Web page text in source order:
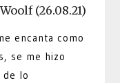
(26.08.21)
encanta como
se me hizo
de lo